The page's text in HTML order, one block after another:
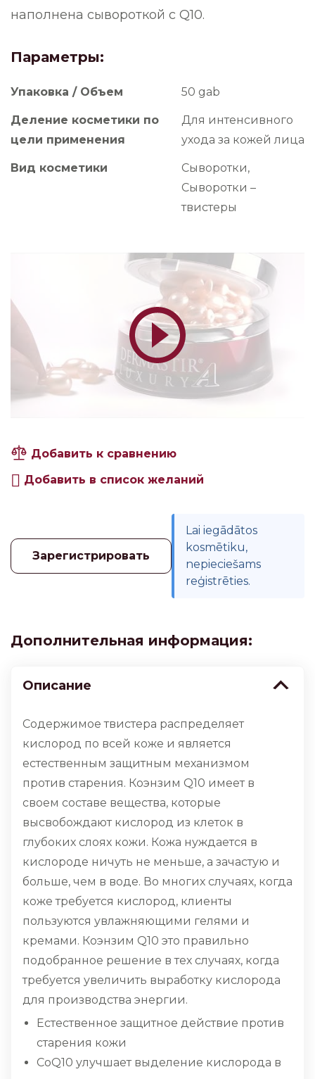
наполнена сывороткой с Q10.
Параметры:
Упаковка / Объем 50 gab
Деление косметики по
цели применения
Для интенсивного
ухода за кожей лица
Вид косметики
Сыворотки,
Сыворотки –
твистеры
Добавить к сравнению
Добавить в список желаний
Зарегистрировать
Lai iegādātos
kosmētiku,
nepieciešams
reģistrēties.
Дополнительная информация:
Описание
Содержимое твистера распределяет
кислород по всей коже и является
естественным защитным механизмом
против старения. Коэнзим Q10 имеет в
своем составе вещества, которые
высвобождают кислород из клеток в
глубоких слоях кожи. Кожа нуждается в
кислороде ничуть не меньше, а зачастую и
больше, чем в воде. Во многих случаях, когда
коже требуется кислород, клиенты
пользуются увлажняющими гелями и
кремами. Коэнзим Q10 это правильно
подобранное решение в тех случаях, когда
требуется увеличить выработку кислорода
для производства энергии.
Естественное защитное действие против
старения кожи
CoQ10 улучшает выделение кислорода в